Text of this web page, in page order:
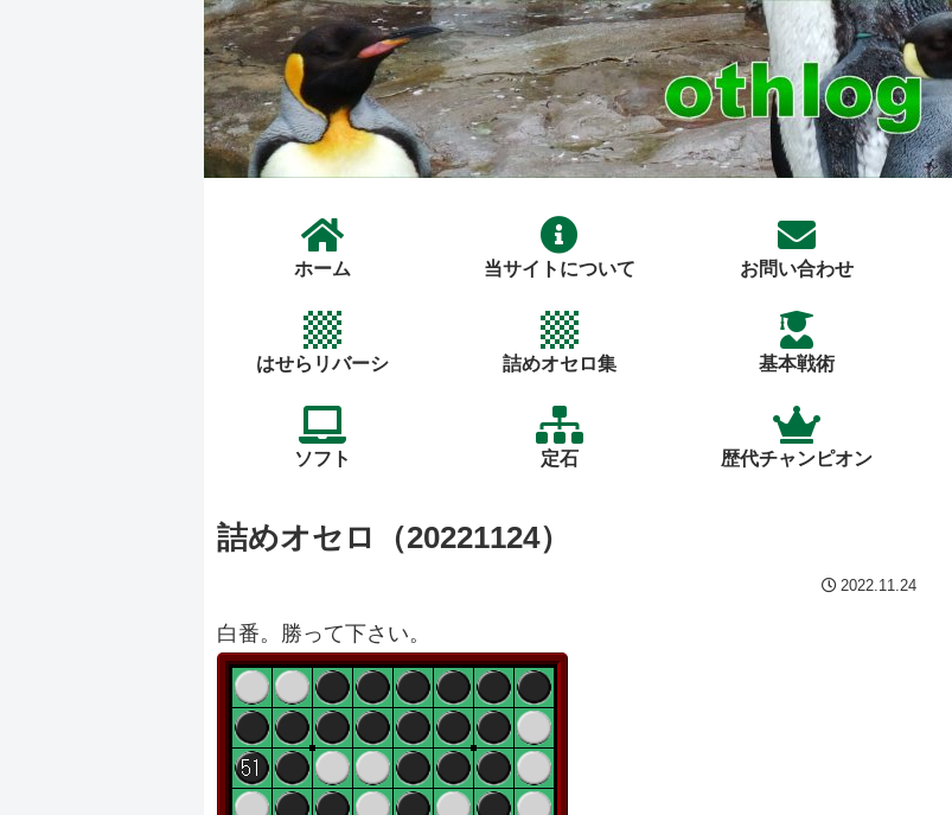
ホーム 当サイトについて お問い合わせ
はせらリバーシ 詰めオセロ集 基本戦術
ソフト 定石 歴代チャンピオン
詰めオセロ（20221124）
2022.11.24
白番。勝って下さい。